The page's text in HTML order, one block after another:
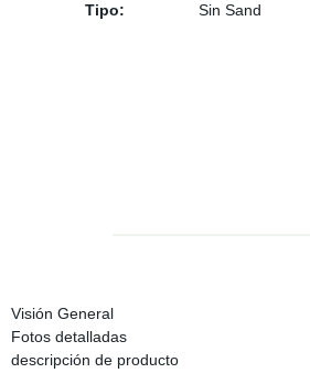
Tipo:
Sin Sand
Visión General
Fotos detalladas
descripción de producto